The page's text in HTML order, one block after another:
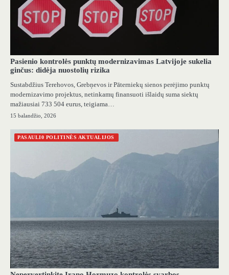
Pasienio kontrolės punktų modernizavimas Latvijoje sukelia
ginčus: didėja nuostolių rizika
Sustabdžius Terehovos, Grebņevos ir Pāterniekų sienos perėjimo punktų
modernizavimo projektus, netinkamų finansuoti išlaidų suma siektų
mažiausiai 733 504 eurus, teigiama…
15 balandžio, 2026
PASAULI0 POLITINĖS AKTUALIJOS